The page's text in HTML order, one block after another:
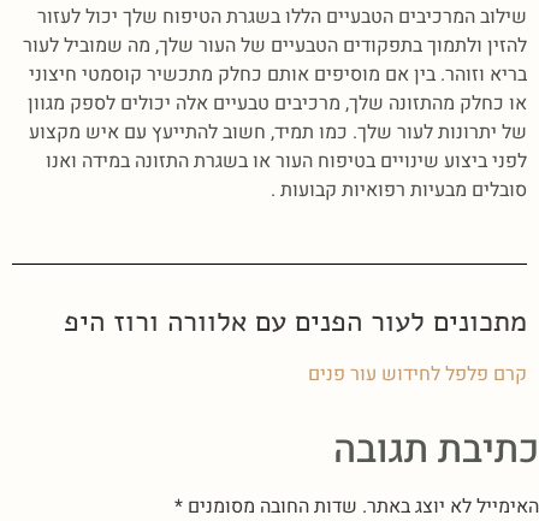
שילוב המרכיבים הטבעיים הללו בשגרת הטיפוח שלך יכול לעזור
להזין ולתמוך בתפקודים הטבעיים של העור שלך, מה שמוביל לעור
בריא וזוהר. בין אם מוסיפים אותם כחלק מתכשיר קוסמטי חיצוני
או כחלק מהתזונה שלך, מרכיבים טבעיים אלה יכולים לספק מגוון
של יתרונות לעור שלך. כמו תמיד, חשוב להתייעץ עם איש מקצוע
לפני ביצוע שינויים בטיפוח העור או בשגרת התזונה במידה ואנו
סובלים מבעיות רפואיות קבועות .
מתכונים לעור הפנים עם אלוורה ורוז היפ
קרם פלפל לחידוש עור פנים
כתיבת תגובה
האימייל לא יוצג באתר. שדות החובה מסומנים *